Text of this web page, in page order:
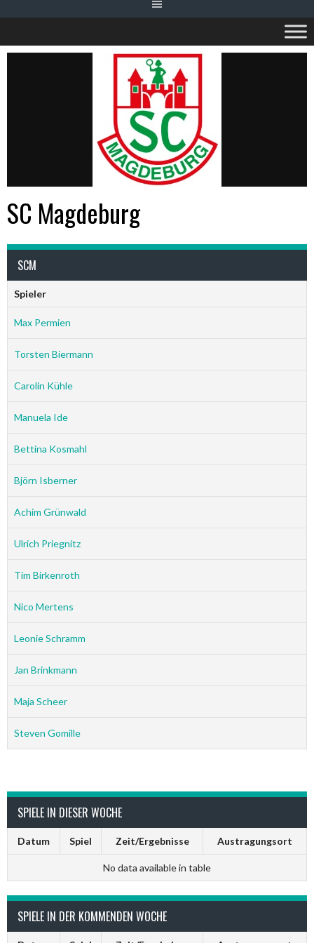
SC Magdeburg
SCM
Spieler
Max Permien
Torsten Biermann
Carolin Kühle
Manuela Ide
Bettina Kosmahl
Björn Isberner
Achim Grünwald
Ulrich Priegnitz
Tim Birkenroth
Nico Mertens
Leonie Schramm
Jan Brinkmann
Maja Scheer
Steven Gomille
SPIELE IN DIESER WOCHE
Datum Spiel Zeit/Ergebnisse Austragungsort
No data available in table
SPIELE IN DER KOMMENDEN WOCHE